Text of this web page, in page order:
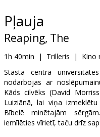
B2B
Kino
Klubs
Pļauja
Reaping, The
1h 40min | Trilleris | Kino
Stāsta centrā
nodarbojas ar
Kāds cilvēks (David
Luiziānā, lai viņa
Bībelē minētajām
iemīlēties vīrietī, taču drīz